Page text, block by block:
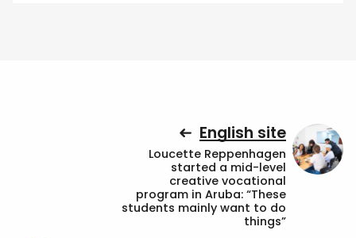
English site
Loucette Reppenhagen
started a mid-level
creative vocational
program in Aruba: “These
students mainly want to do
things”